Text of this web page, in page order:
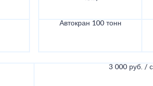
Автокран 100 тонн
3 000 руб. /